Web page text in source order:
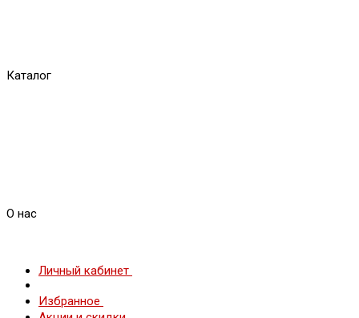
Каталог
О нас
Личный кабинет
Избранное